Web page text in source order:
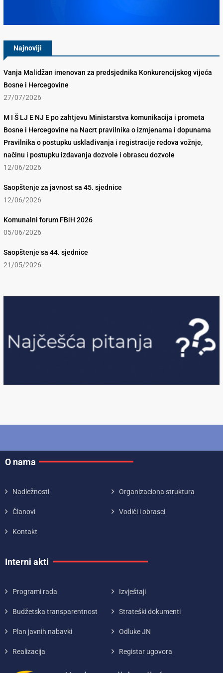
Najnoviji
Vanja Malidžan imenovan za predsjednika Konkurencijskog vijeća
Bosne i Hercegovine
27/07/2026
M I Š LJ E NJ E po zahtjevu Ministarstva komunikacija i prometa
Bosne i Hercegovine na Nacrt pravilnika o izmjenama i dopunama
Pravilnika o postupku usklađivanja i registracije redova vožnje,
načinu i postupku izdavanja dozvole i obrascu dozvole
12/06/2026
Saopštenje za javnost sa 45. sjednice
12/06/2026
Komunalni forum FBiH 2026
05/06/2026
Saopštenje sa 44. sjednice
21/05/2026
O nama
Nadležnosti Organizaciona struktura
Članovi Vodiči i obrasci
Kontakt
Interni akti
Programi rada Izvještaji
Budžetska transparentnost Strateški dokumenti
Plan javnih nabavki Odluke JN
Realizacija Registar ugovora